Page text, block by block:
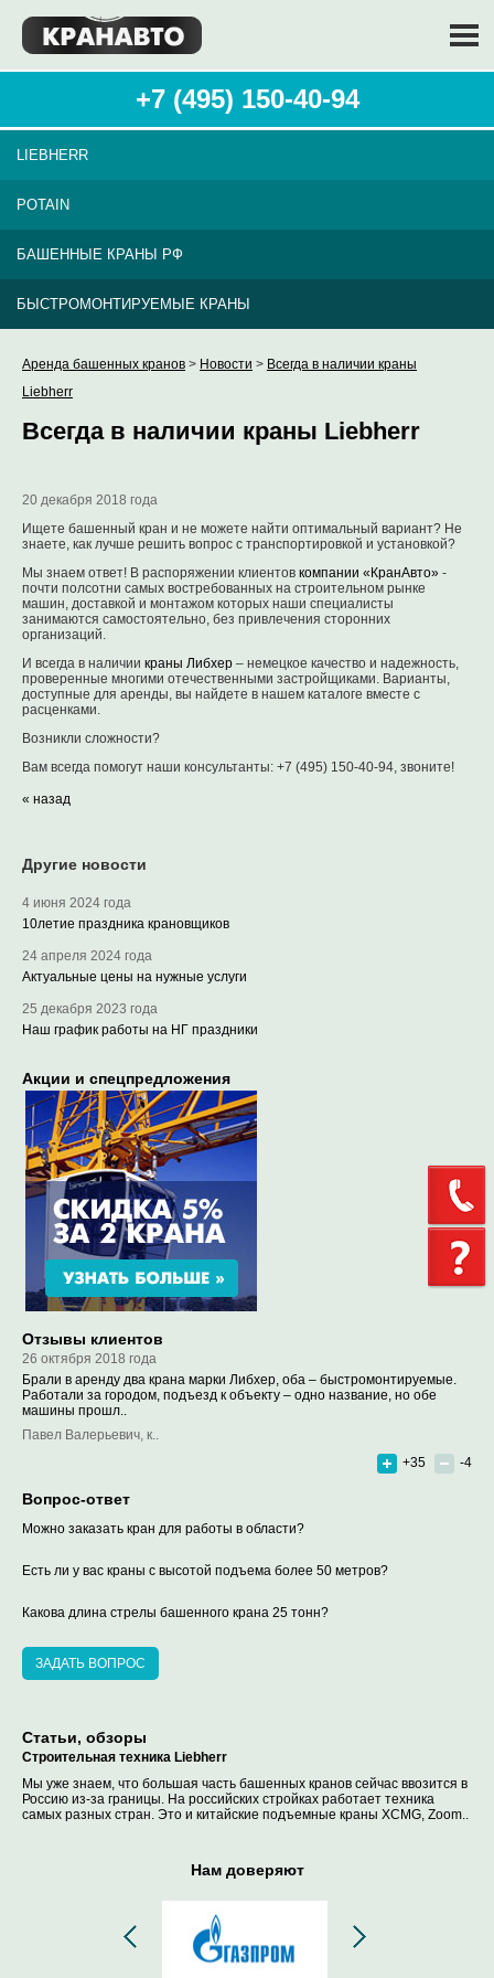
+7 (495) 150-40-94
LIEBHERR
POTAIN
БАШЕННЫЕ КРАНЫ РФ
БЫСТРОМОНТИРУЕМЫЕ КРАНЫ
Акции и спецпредложения
Отзывы клиентов
26 октября 2018 года
Брали в аренду два крана марки Либхер, оба – быстромонтируемые.
Работали за городом, подъезд к объекту – одно название, но обе
машины прошл..
Павел Валерьевич, к..
+35
-4
Вопрос-ответ
Можно заказать кран для работы в области?
Есть ли у вас краны с высотой подъема более 50 метров?
Какова длина стрелы башенного крана 25 тонн?
ЗАДАТЬ ВОПРОС
Статьи, обзоры
Строительная техника Liebherr
Мы уже знаем, что большая часть башенных кранов сейчас ввозится в
Россию из-за границы. На российских стройках работает техника
самых разных стран. Это и китайские подъемные краны XCMG, Zoom..
Аренда башенных кранов > Новости > Всегда в наличии краны
Liebherr
Всегда в наличии краны Liebherr
20 декабря 2018 года
Ищете башенный кран и не можете найти оптимальный вариант? Не
знаете, как лучше решить вопрос с транспортировкой и установкой?
Мы знаем ответ! В распоряжении клиентов компании «КранАвто» -
почти полсотни самых востребованных на строительном рынке
машин, доставкой и монтажом которых наши специалисты
занимаются самостоятельно, без привлечения сторонних
организаций.
И всегда в наличии краны Либхер – немецкое качество и надежность,
проверенные многими отечественными застройщиками. Варианты,
доступные для аренды, вы найдете в нашем каталоге вместе с
расценками.
Возникли сложности?
Вам всегда помогут наши консультанты: +7 (495) 150-40-94, звоните!
« назад
Другие новости
4 июня 2024 года
10летие праздника крановщиков
24 апреля 2024 года
Актуальные цены на нужные услуги
25 декабря 2023 года
Наш график работы на НГ праздники
Нам доверяют